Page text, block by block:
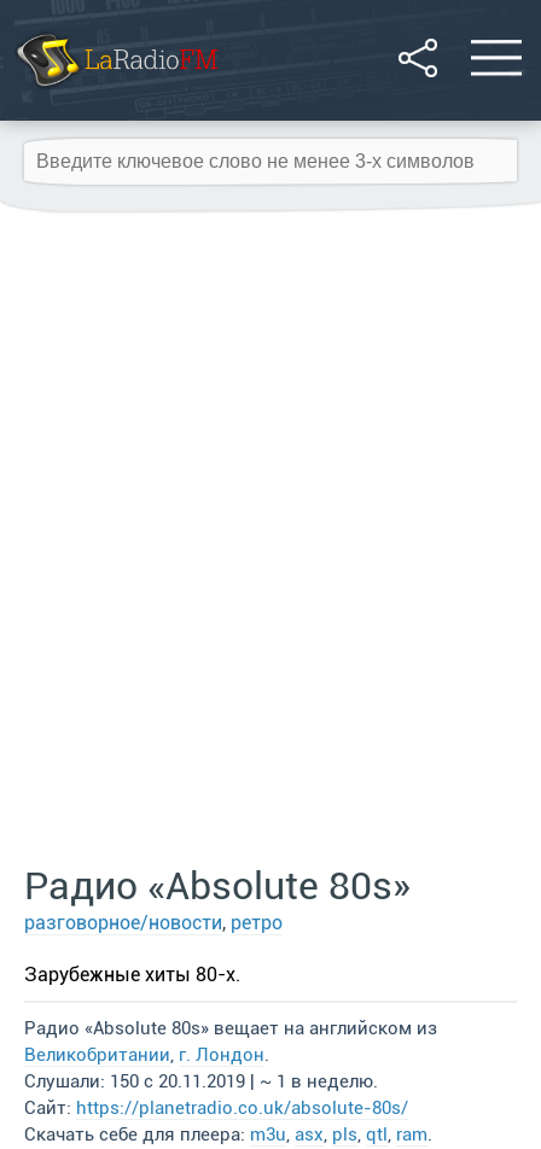
Радио «Absolute 80s»
разговорное/новости, ретро
Зарубежные хиты 80-х.
Радио «Absolute 80s» вещает на английском из
Великобритании, г. Лондон.
Слушали: 150 с 20.11.2019 | ~ 1 в неделю.
Сайт: https://planetradio.co.uk/absolute-80s/
Скачать себе для плеера: m3u, asx, pls, qtl, ram.